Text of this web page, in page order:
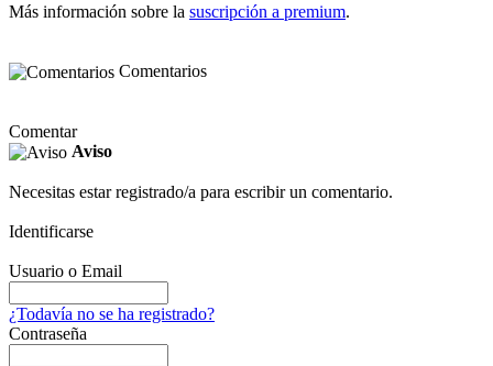
Más información sobre la suscripción a premium.
Comentarios
Comentar
Aviso
Necesitas estar registrado/a para escribir un comentario.
Identificarse
Usuario o Email
¿Todavía no se ha registrado?
Contraseña